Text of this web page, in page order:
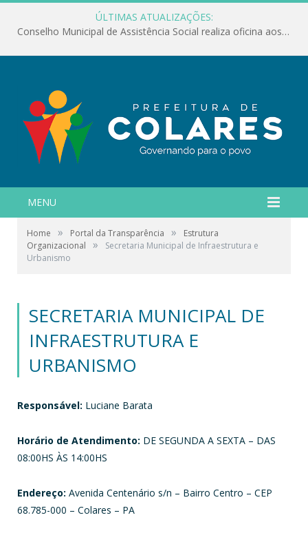
ÚLTIMAS ATUALIZAÇÕES:
Conselho Municipal de Assistência Social realiza oficina aos servidores
MENU
Home » Portal da Transparência »
Estrutura
Organizacional
»
Secretaria Municipal de Infraestrutura e
Urbanismo
SECRETARIA MUNICIPAL DE
INFRAESTRUTURA E
URBANISMO
Responsável: Luciane Barata
Horário de Atendimento: DE SEGUNDA A SEXTA – DAS
08:00HS ÀS 14:00HS
Endereço: Avenida Centenário s/n – Bairro Centro – CEP
68.785-000 – Colares – PA